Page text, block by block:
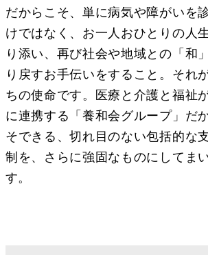
だからこそ、単に病気や障がいを
けではなく、お一人おひとりの人
り添い、再び社会や地域との「和
り戻すお手伝いをすること。それ
ちの使命です。医療と介護と福祉
に連携する「養和会グループ」だ
そできる、切れ目のない包括的な
制を、さらに強固なものにしてま
す。